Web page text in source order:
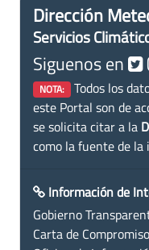
Dirección
Servicios
Siguenos en
NOTA: Todos los
este Portal son de
se solicita citar a la
como la fuente de la
Información de
Gobierno
Carta de Compromiso